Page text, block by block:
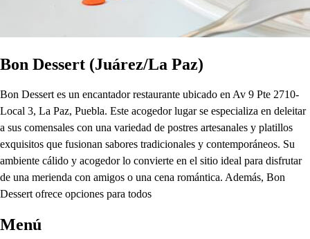
Bon Dessert (Juárez/La Paz)
Bon Dessert es un encantador restaurante ubicado en Av 9 Pte 2710-
Local 3, La Paz, Puebla. Este acogedor lugar se especializa en deleitar
a sus comensales con una variedad de postres artesanales y platillos
exquisitos que fusionan sabores tradicionales y contemporáneos. Su
ambiente cálido y acogedor lo convierte en el sitio ideal para disfrutar
de una merienda con amigos o una cena romántica. Además, Bon
Dessert ofrece opciones para todos
Menú